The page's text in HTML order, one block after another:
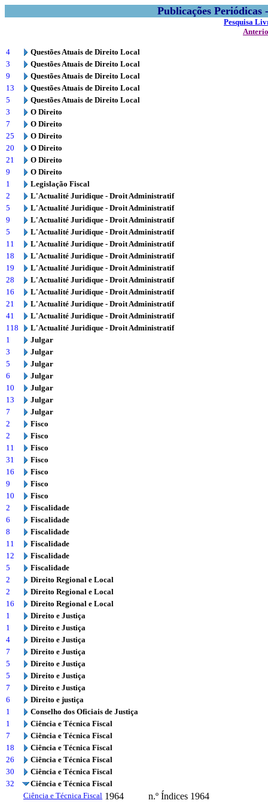
Publicações
Pesquisa
4
Questões Atuais de Direito Local
3
Questões Atuais de Direito Local
9
Questões Atuais de Direito Local
13
Questões Atuais de Direito Local
5
Questões Atuais de Direito Local
3
O Direito
7
O Direito
25
O Direito
20
O Direito
21
O Direito
9
O Direito
1
Legislação Fiscal
2
L'Actualité Juridique - Droit Administratif
5
L'Actualité Juridique - Droit Administratif
9
L'Actualité Juridique - Droit Administratif
5
L'Actualité Juridique - Droit Administratif
11
L'Actualité Juridique - Droit Administratif
18
L'Actualité Juridique - Droit Administratif
19
L'Actualité Juridique - Droit Administratif
28
L'Actualité Juridique - Droit Administratif
16
L'Actualité Juridique - Droit Administratif
21
L'Actualité Juridique - Droit Administratif
41
L'Actualité Juridique - Droit Administratif
118
L'Actualité Juridique - Droit Administratif
1
Julgar
3
Julgar
5
Julgar
6
Julgar
10
Julgar
13
Julgar
7
Julgar
2
Fisco
2
Fisco
11
Fisco
31
Fisco
16
Fisco
9
Fisco
10
Fisco
2
Fiscalidade
6
Fiscalidade
8
Fiscalidade
11
Fiscalidade
12
Fiscalidade
5
Fiscalidade
2
Direito Regional e Local
2
Direito Regional e Local
16
Direito Regional e Local
1
Direito e Justiça
1
Direito e Justiça
4
Direito e Justiça
7
Direito e Justiça
5
Direito e Justiça
5
Direito e Justiça
7
Direito e Justiça
6
Direito e justiça
1
Conselho dos Oficiais de Justiça
1
Ciência e Técnica Fiscal
7
Ciência e Técnica Fiscal
18
Ciência e Técnica Fiscal
26
Ciência e Técnica Fiscal
30
Ciência e Técnica Fiscal
32
Ciência e Técnica Fiscal
Ciência e Técnica Fiscal 1964 n.º Índices 1964